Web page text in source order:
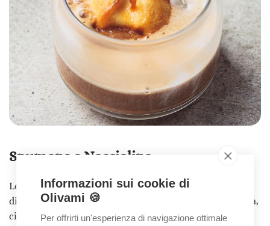
Spumone e Nocciolino
Lo spumoneè un gelato tipico salentino, composto da
diversi strati di gelato di vari gusti, solitamente nocciola,
cioccolato e stracciatella, con un cuore di frutta candita
Informazioni sui cookie di
Olivami 🍪
Per offrirti un'esperienza di navigazione ottimale